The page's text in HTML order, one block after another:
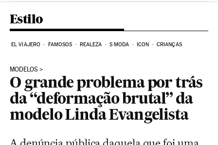
Estilo
EL VIAJERO FAMOSOS REALEZA S MODA ICON CRIANÇAS
MODELOS
O grande problema por trás
da “deformação brutal” da
modelo Linda Evangelista